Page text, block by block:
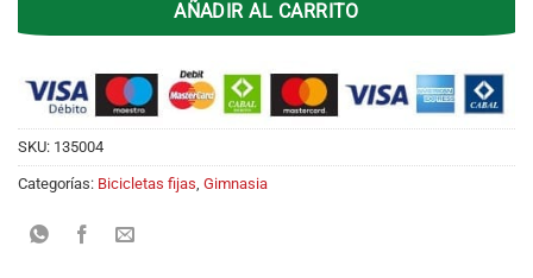
AÑADIR AL CARRITO
SKU: 135004
Categorías: Bicicletas fijas Gimnasia